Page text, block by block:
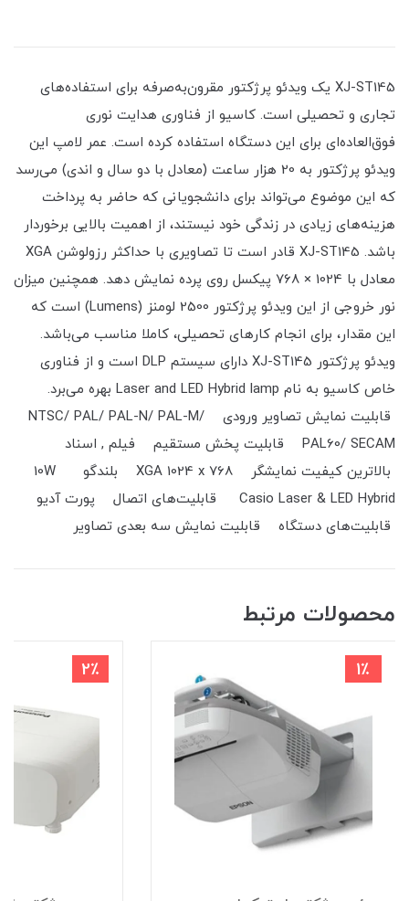
XJ-ST145 یک ویدئو پرژکتور مقرون‌به‌صرفه برای استفاده‌های
تجاری و تحصیلی است. کاسیو از فناوری هدایت نوری
فوق‌العاده‌ای برای این دستگاه استفاده کرده است. عمر لامپ این
ویدئو پرژکتور به 20 هزار ساعت (معادل با دو سال و اندی) می‌رسد
که این موضوع می‌تواند برای دانشجویانی که حاضر به پرداخت
هزینه‌های زیادی در زندگی خود نیستند، از اهمیت بالایی برخوردار
باشد. XJ-ST145 قادر است تا تصاویری با حداکثر رزولوشن XGA
معادل با 1024 × 768 پیکسل روی پرده نمایش دهد. همچنین میزان
نور خروجی از این ویدئو پرژکتور 2500 لومنز (Lumens) است که
این مقدار، برای انجام کارهای تحصیلی، کاملا مناسب می‌باشد.
ویدئو پرژکتور XJ-ST145 دارای سیستم DLP است و از فناوری
خاص کاسیو به نام Laser and LED Hybrid lamp بهره می‌برد.
قابلیت نمایش تصاویر ورودی NTSC/ PAL/ PAL-N/ PAL-M/
PAL60/ SECAM قابلیت پخش مستقیم فیلم , اسناد
بالاترین کیفیت نمایشگر XGA 1024 x 768 بلندگو 10W
Casio Laser & LED Hybrid قابلیت‌های اتصال پورت آدیو
قابلیت‌های دستگاه قابلیت نمایش سه بعدی تصاویر
محصولات مرتبط
1٪ 2٪